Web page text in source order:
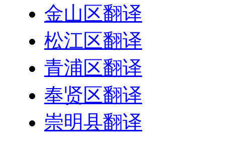
金山区翻译
松江区翻译
青浦区翻译
奉贤区翻译
崇明县翻译